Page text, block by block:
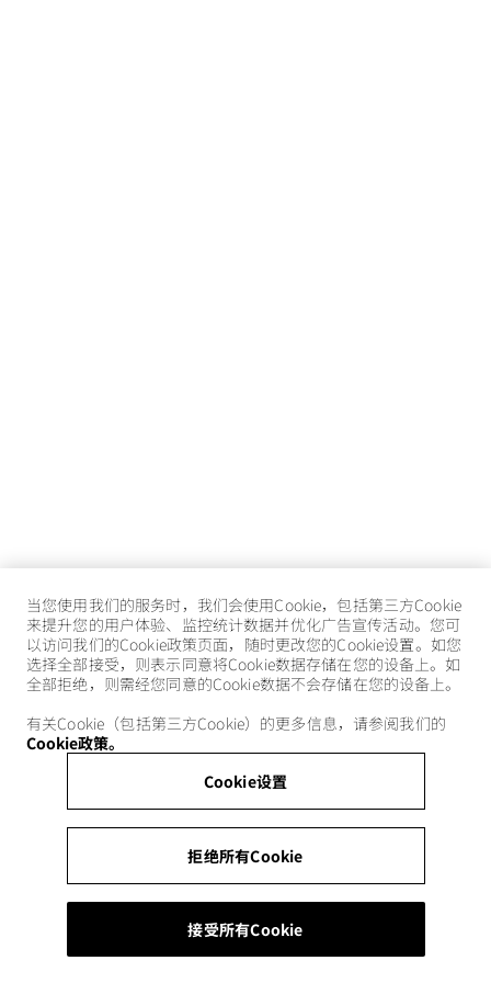
当您使用我们的服务时，我们会使用Cookie，包括第三方Cookie
来提升您的用户体验、监控统计数据并优化广告宣传活动。您可
以访问我们的Cookie政策页面，随时更改您的Cookie设置。如您
选择全部接受，则表示同意将Cookie数据存储在您的设备上。如
全部拒绝，则需经您同意的Cookie数据不会存储在您的设备上。
有关Cookie（包括第三方Cookie）的更多信息，请参阅我们的
Cookie政策。
Cookie设置
拒绝所有Cookie
接受所有Cookie